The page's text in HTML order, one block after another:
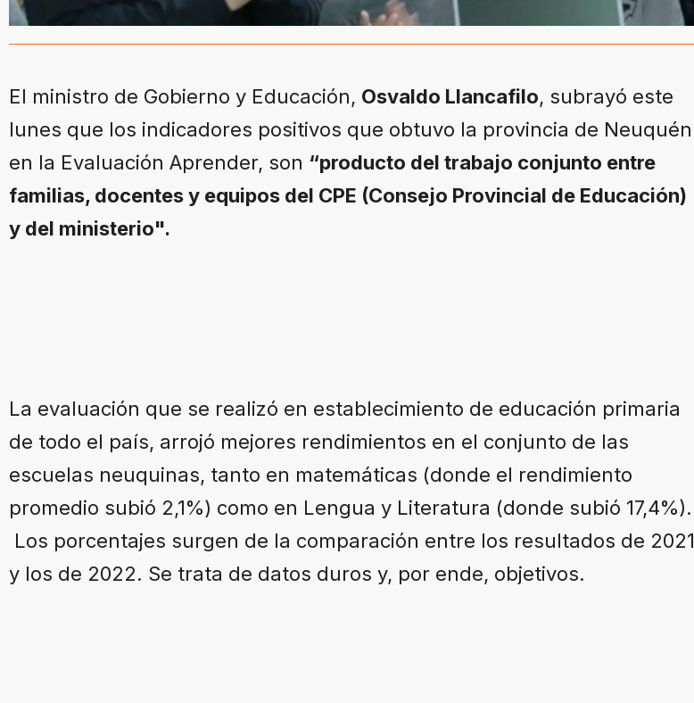
El ministro de Gobierno y Educación, Osvaldo Llancafilo, subrayó este
lunes que los indicadores positivos que obtuvo la provincia de Neuquén
en la Evaluación Aprender, son “producto del trabajo conjunto entre
familias, docentes y equipos del CPE (Consejo Provincial de Educación)
y del ministerio".
La evaluación que se realizó en establecimiento de educación primaria
de todo el país, arrojó mejores rendimientos en el conjunto de las
escuelas neuquinas, tanto en matemáticas (donde el rendimiento
promedio subió 2,1%) como en Lengua y Literatura (donde subió 17,4%).
Los porcentajes surgen de la comparación entre los resultados de 2021
y los de 2022. Se trata de datos duros y, por ende, objetivos.